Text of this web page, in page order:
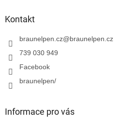
Kontakt
braunelpen.cz@braunelpen.cz
739 030 949
Facebook
braunelpen/
Informace pro vás